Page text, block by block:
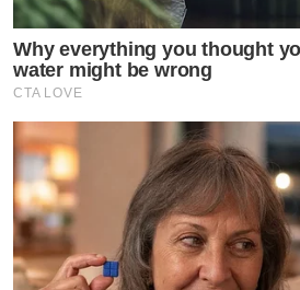
Why everything you thought
water might be wrong
CTA LOVE